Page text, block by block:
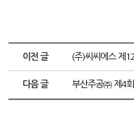
이전 글 (주)씨씨에스 제
다음 글 부산주공㈜ 제4